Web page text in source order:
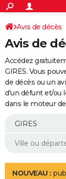
ACTUALITÉS
Politique
Société
Faits Divers
Education
Monde
Villes
+
SPORT
Coupe du monde
Football
Tennis
Cyclisme
Rugby
Forum
Programme TV
TNT
Streaming
Cinéma
Sorties cinéma
Musique
+
FINANCE
Retraite
Impôts
Epargne
Immobilier
Risques naturels
Banque
Assurance
Crédit
AUTO
Essais
Réserver un essai
Citadines
Berlines
SUV
Forum auto
+
Mobiles
Meilleur smartphone
Internet
Ordinateurs
Jeux vidéo
Guide high-tech
Aménagement
LIFESTYLE
Avis de décès
Avis de
Accédez
GIRES. Vous
de décès ou un
d'un défunt et/ou
dans le moteur
NOUVEAU :